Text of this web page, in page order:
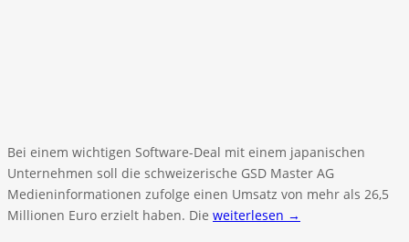
Bei einem wichtigen Software-Deal mit einem japanischen
Unternehmen soll die schweizerische GSD Master AG
Medieninformationen zufolge einen Umsatz von mehr als 26,5
Millionen Euro erzielt haben. Die weiterlesen →